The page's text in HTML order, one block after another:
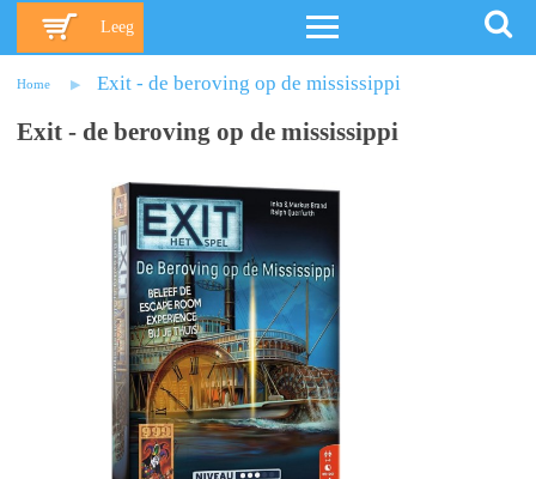
Leeg
Home Exit - de beroving op de mississippi
Exit - de beroving op de mississippi